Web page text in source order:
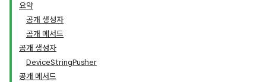
요약
공개 생성자
공개 메서드
공개 생성자
DeviceStringPusher
공개 메서드